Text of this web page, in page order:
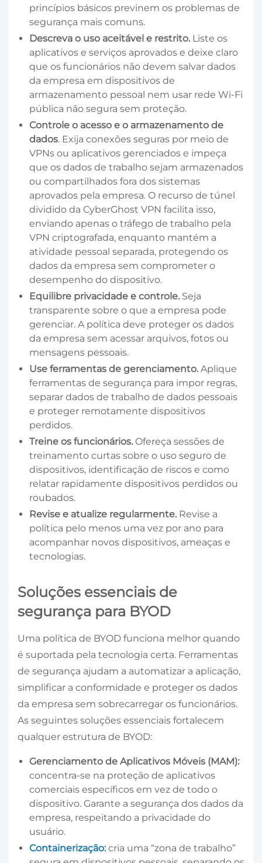
princípios básicos previnem os problemas de
segurança mais comuns.
Descreva o uso aceitável e restrito. Liste os
aplicativos e serviços aprovados e deixe claro
que os funcionários não devem salvar dados
da empresa em dispositivos de
armazenamento pessoal nem usar rede Wi-Fi
pública não segura sem proteção.
Controle o acesso e o armazenamento de
dados. Exija conexões seguras por meio de
VPNs ou aplicativos gerenciados e impeça
que os dados de trabalho sejam armazenados
ou compartilhados fora dos sistemas
aprovados pela empresa. O recurso de túnel
dividido da CyberGhost VPN facilita isso,
enviando apenas o tráfego de trabalho pela
VPN criptografada, enquanto mantém a
atividade pessoal separada, protegendo os
dados da empresa sem comprometer o
desempenho do dispositivo.
Equilibre privacidade e controle. Seja
transparente sobre o que a empresa pode
gerenciar. A política deve proteger os dados
da empresa sem acessar arquivos, fotos ou
mensagens pessoais.
Use ferramentas de gerenciamento. Aplique
ferramentas de segurança para impor regras,
separar dados de trabalho de dados pessoais
e proteger remotamente dispositivos
perdidos.
Treine os funcionários. Ofereça sessões de
treinamento curtas sobre o uso seguro de
dispositivos, identificação de riscos e como
relatar rapidamente dispositivos perdidos ou
roubados.
Revise e atualize regularmente. Revise a
política pelo menos uma vez por ano para
acompanhar novos dispositivos, ameaças e
tecnologias.
Soluções essenciais de
segurança para BYOD
Uma política de BYOD funciona melhor quando
é suportada pela tecnologia certa. Ferramentas
de segurança ajudam a automatizar a aplicação,
simplificar a conformidade e proteger os dados
da empresa sem sobrecarregar os funcionários.
As seguintes soluções essenciais fortalecem
qualquer estrutura de BYOD:
Gerenciamento de Aplicativos Móveis (MAM):
concentra-se na proteção de aplicativos
comerciais específicos em vez de todo o
dispositivo. Garante a segurança dos dados da
empresa, respeitando a privacidade do
usuário.
Containerização: cria uma “zona de trabalho”